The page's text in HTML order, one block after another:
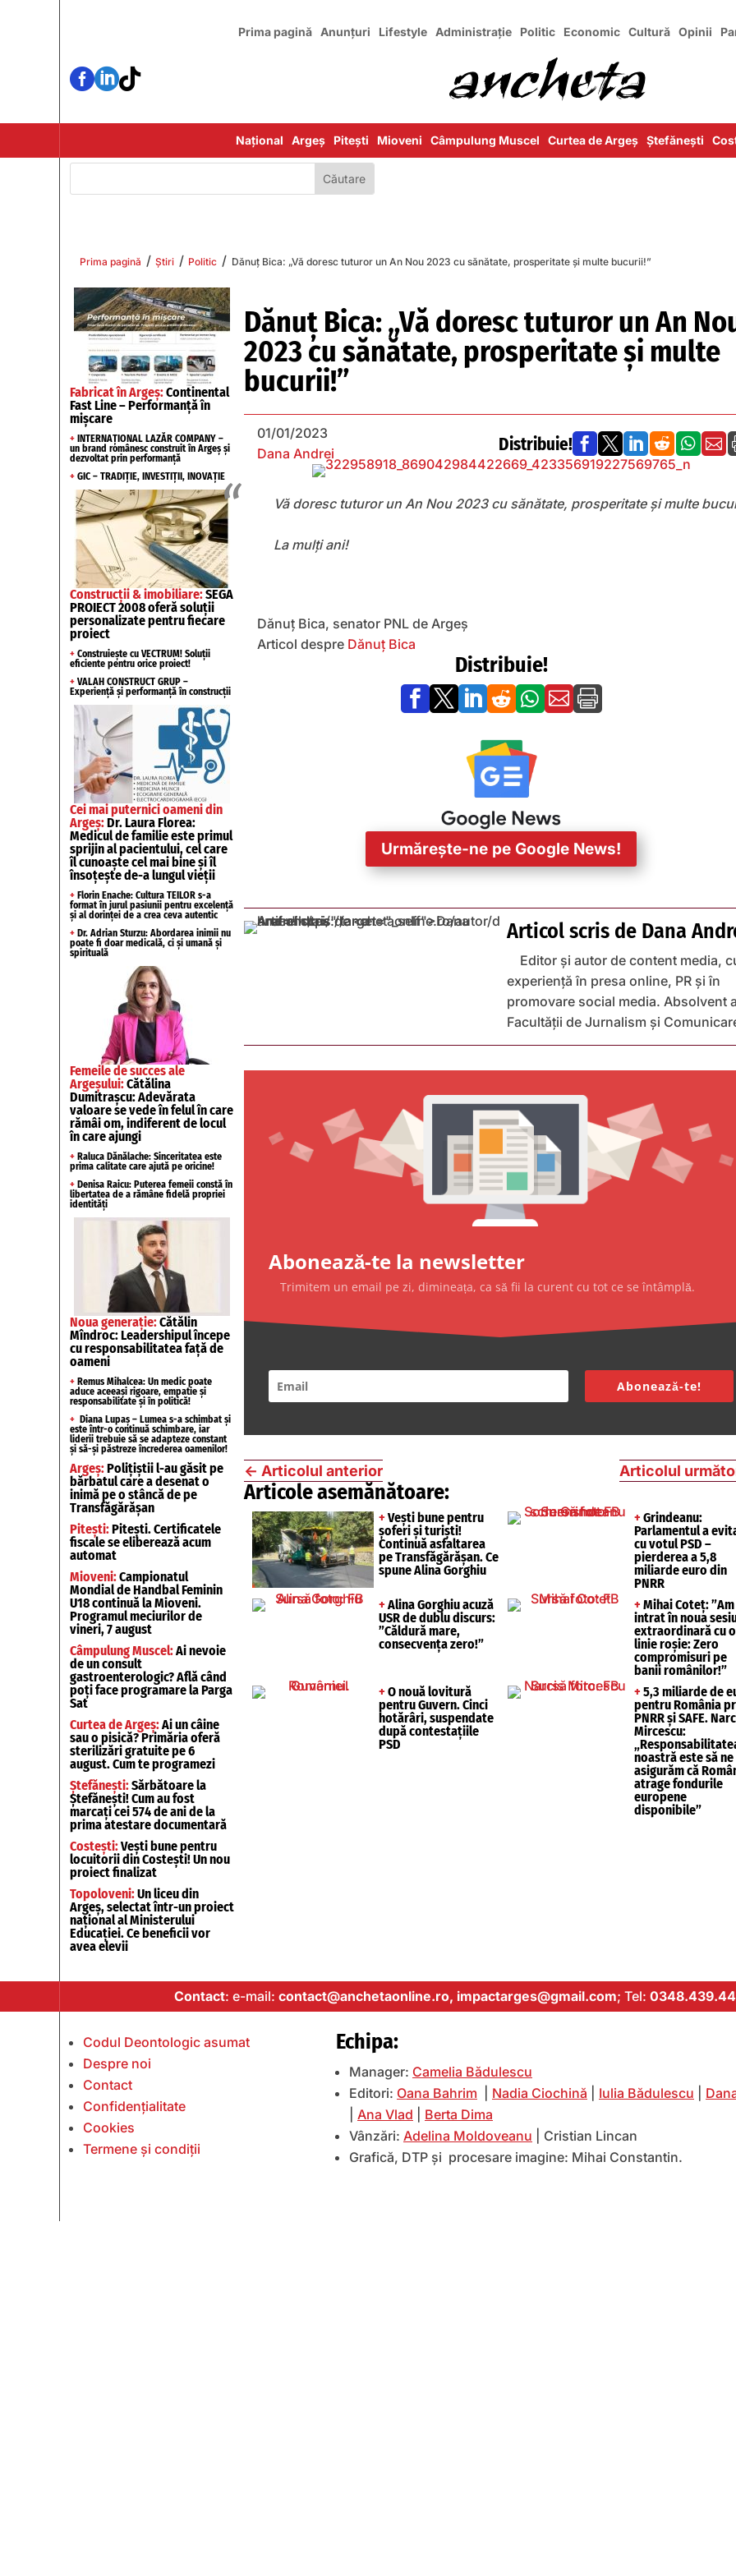
Prima pagină Anunțuri Lifestyle Administrație Politic Economic Cultură Opinii

Național Argeș Pitești Mioveni Câmpulung Muscel Curtea de Argeș Ștefănești
Prima pagină / Știri / Politic / Dănuț Bica: „Vă doresc tuturor un An Nou 2023 cu sănătate, prosperitate și multe bucurii!”
Fabricat în Argeș:Continental
Fast Line – Performanță în
mișcare
+ INTERNAȚIONAL LAZĂR COMPANY –
un brand românesc construit în Argeș și
dezvoltat prin performanță
+ GIC – TRADIȚIE, INVESTIȚII, INOVAȚIE
Construcții & imobiliare:SEGA
PROIECT 2008 oferă soluții
personalizate pentru fiecare
proiect
+ Construiește cu VECTRUM! Soluții
eficiente pentru orice proiect!
+ VALAH CONSTRUCT GRUP –
Experiență și performanță în construcții
Cei mai puternici oameni din
Argeș:Dr. Laura Florea:
Medicul de familie este primul
sprijin al pacientului, cel care
îl cunoaște cel mai bine și îl
însoțește de-a lungul vieții
+ Florin Enache: Cultura TEILOR s-a
format în jurul pasiunii pentru excelență
și al dorinței de a crea ceva autentic
+ Dr. Adrian Sturzu: Abordarea inimii nu
poate fi doar medicală, ci și umană și
spirituală
Femeile de succes ale
Argeșului:Cătălina
Dumitrașcu: Adevărata
valoare se vede în felul în care
rămâi om, indiferent de locul
în care ajungi
+ Raluca Dănălache: Sinceritatea este
prima calitate care ajută pe oricine!
+ Denisa Raicu: Puterea femeii constă în
libertatea de a rămâne fidelă propriei
identități
Noua generație:Cătălin
Mîndroc: Leadershipul începe
cu responsabilitatea față de
oameni
+ Remus Mihalcea: Un medic poate
aduce aceeași rigoare, empatie și
responsabilitate și în politică!
+ Diana Lupaș – Lumea s-a schimbat și
este într-o continuă schimbare, iar
liderii trebuie să se adapteze constant
și să-și păstreze încrederea oamenilor!
Argeș:Polițiștii l-au găsit pe
bărbatul care a desenat o
inimă pe o stâncă de pe
Transfăgărășan
Pitești:Pitești. Certificatele
fiscale se eliberează acum
automat
Mioveni:Campionatul
Mondial de Handbal Feminin
U18 continuă la Mioveni.
Programul meciurilor de
vineri, 7 august
Câmpulung Muscel:Ai nevoie
de un consult
gastroenterologic? Află când
poți face programare la Parga
Sat
Curtea de Argeș:Ai un câine
sau o pisică? Primăria oferă
sterilizări gratuite pe 6
august. Cum te programezi
Ștefănești:Sărbătoare la
Ștefănești! Cum au fost
marcați cei 574 de ani de la
prima atestare documentară
Costești:Vești bune pentru
locuitorii din Costești! Un nou
proiect finalizat
Topoloveni:Un liceu din
Argeș, selectat într-un proiect
național al Ministerului
Educației. Ce beneficii vor
avea elevii
Dănuț Bica: „Vă doresc tuturor un An
2023 cu sănătate, prosperitate și multe
bucurii!”
01/01/2023
Dana Andrei
Distribuie!      
Vă doresc tuturor un An Nou 2023 cu sănătate, prosperitate și multe
La mulți ani!
Dănuț Bica, senator PNL de Argeș
Articol despre Dănuț Bica
Distribuie!
      
Urmărește-ne pe Google News!
Articol scris de Dana
Editor și autor de content media,
experiență în presa online, PR și în
promovare social media. Absolvent
Facultății de Jurnalism și
Abonează-te la newsletter
Trimitem un email pe zi, dimineața, ca să fii la curent cu tot ce se întâmplă.
Abonează-te!
← Articolul anterior Articolul
Articole asemănătoare:
+ Vești bune pentru
șoferi și turiști!
Continuă asfaltarea
pe Transfăgărășan. Ce
spune Alina Gorghiu
+ Grindeanu:
Parlamentul a
cu votul PSD –
pierderea a 5,8
miliarde euro din
PNRR
+ Alina Gorghiu acuză
USR de dublu discurs:
”Căldură mare,
consecvența zero!”
+ Mihai Coteț: ”Am
intrat în noua
extraordinară cu o
linie roșie: Zero
compromisuri pe
banii românilor!”
+ O nouă lovitură
pentru Guvern. Cinci
hotărâri, suspendate
după contestațiile
PSD
+ 5,3 miliarde de
pentru România
PNRR și SAFE.
Mircescu:
noastră este să ne
asigurăm că
atrage fondurile
europene
disponibile”
Contact: e-mail: contact@anchetaonline.ro, impactarges@gmail.com; Tel:
Codul Deontologic asumat
Despre noi
Contact
Confidențialitate
Cookies
Termene și condiții
Echipa:
Manager: Camelia Bădulescu
Editori: Oana Bahrim Nadia Ciochină Iulia Bădulescu
Ana Vlad
Berta Dima
Vânzări: Adelina Moldoveanu | Cristian Lincan
Grafică, DTP și procesare imagine: Mihai Constantin.